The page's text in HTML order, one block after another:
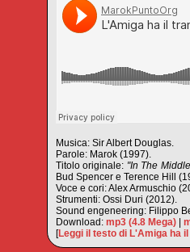
Musica: Sir Albert Douglas.
Parole: Marok (1997).
Titolo originale: "In The
Bud Spencer e Terence Hill
Voce e cori: Alex Armuschio
Strumenti: Ossi Duri (2012).
Sound engeneering: Filippo
Download: mp3 (4.8 Mega)|
[Leggi il testo di L'Amiga ha il